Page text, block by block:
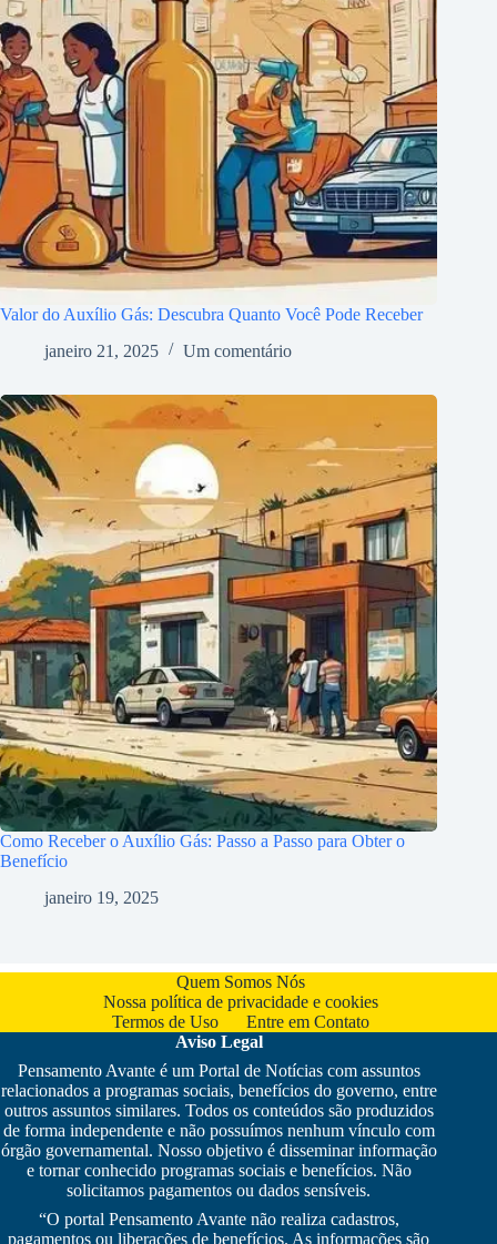
Valor do Auxílio Gás: Descubra Quanto Você Pode Receber
janeiro 21, 2025
Um comentário
Como Receber o Auxílio Gás: Passo a Passo para Obter o
Benefício
janeiro 19, 2025
Quem Somos Nós
Nossa política de privacidade e cookies
Termos de Uso
Entre em Contato
Aviso Legal
Pensamento Avante é um Portal de Notícias com assuntos
relacionados a programas sociais, benefícios do governo, entre
outros assuntos similares. Todos os conteúdos são produzidos
de forma independente e não possuímos nenhum vínculo com
órgão governamental. Nosso objetivo é disseminar informação
e tornar conhecido programas sociais e benefícios. Não
solicitamos pagamentos ou dados sensíveis.
“O portal Pensamento Avante não realiza cadastros,
pagamentos ou liberações de benefícios. As informações são